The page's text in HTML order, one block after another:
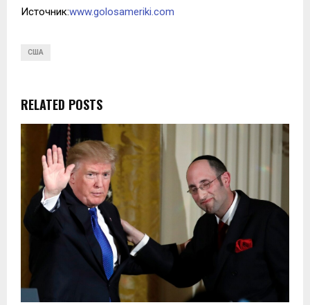
Источник:www.golosameriki.com
США
RELATED POSTS